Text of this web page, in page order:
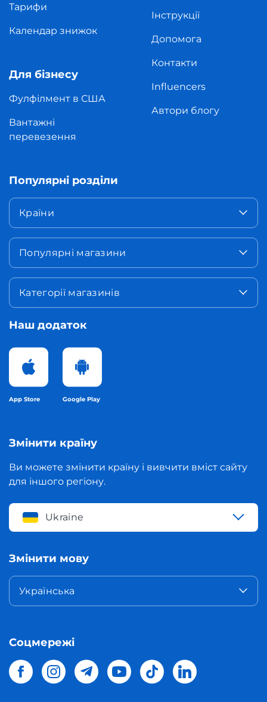
Тарифи
Календар знижок
Для бізнесу
Фулфілмент в США
Вантажні
перевезення
Інструкції
Допомога
Контакти
Influencers
Автори блогу
Популярні розділи
Країни
Популярні магазини
Категорії магазинів
Наш додаток
App Store Google Play
Змінити країну
Ви можете змінити країну і вивчити вміст сайту
для іншого регіону.
Ukraine
Змінити мову
Українська
Соцмережі